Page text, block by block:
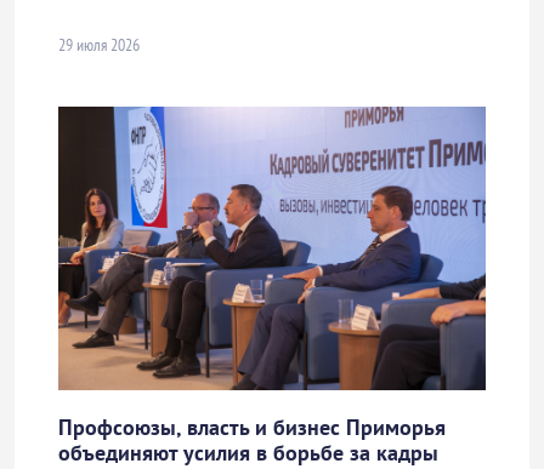
29 июля 2026
Профсоюзы, власть и бизнес Приморья
объединяют усилия в борьбе за кадры